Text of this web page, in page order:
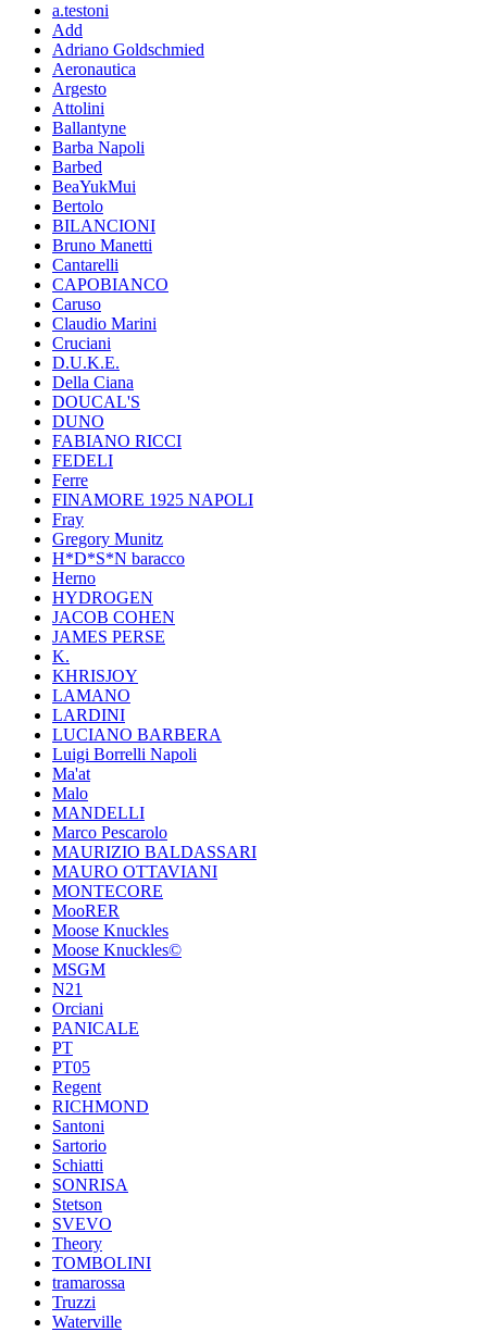
a.testoni
Add
Adriano Goldschmied
Aeronautica
Argesto
Attolini
Ballantyne
Barba Napoli
Barbed
BeaYukMui
Bertolo
BILANCIONI
Bruno Manetti
Cantarelli
CAPOBIANCO
Caruso
Claudio Marini
Cruciani
D.U.K.E.
Della Ciana
DOUCAL'S
DUNO
FABIANO RICCI
FEDELI
Ferre
FINAMORE 1925 NAPOLI
Fray
Gregory Munitz
H*D*S*N baracco
Herno
HYDROGEN
JACOB COHEN
JAMES PERSE
K.
KHRISJOY
LAMANO
LARDINI
LUCIANO BARBERA
Luigi Borrelli Napoli
Ma'at
Malo
MANDELLI
Marco Pescarolo
MAURIZIO BALDASSARI
MAURO OTTAVIANI
MONTECORE
MooRER
Moose Knuckles
Moose Knuckles©️
MSGM
N21
Orciani
PANICALE
PT
PT05
Regent
RICHMOND
Santoni
Sartorio
Schiatti
SONRISA
Stetson
SVEVO
Theory
TOMBOLINI
tramarossa
Truzzi
Waterville